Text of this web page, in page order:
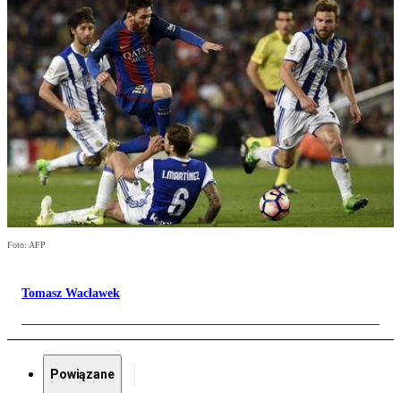
Foto: AFP
Tomasz Wacławek
Powiązane